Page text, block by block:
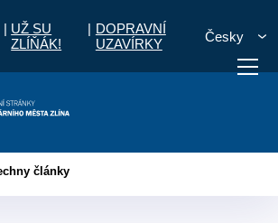
| UŽ SU
ZLÍŇÁK!
| DOPRAVNÍ
UZAVÍRKY
Česky
Potřebuji zaplatit
články